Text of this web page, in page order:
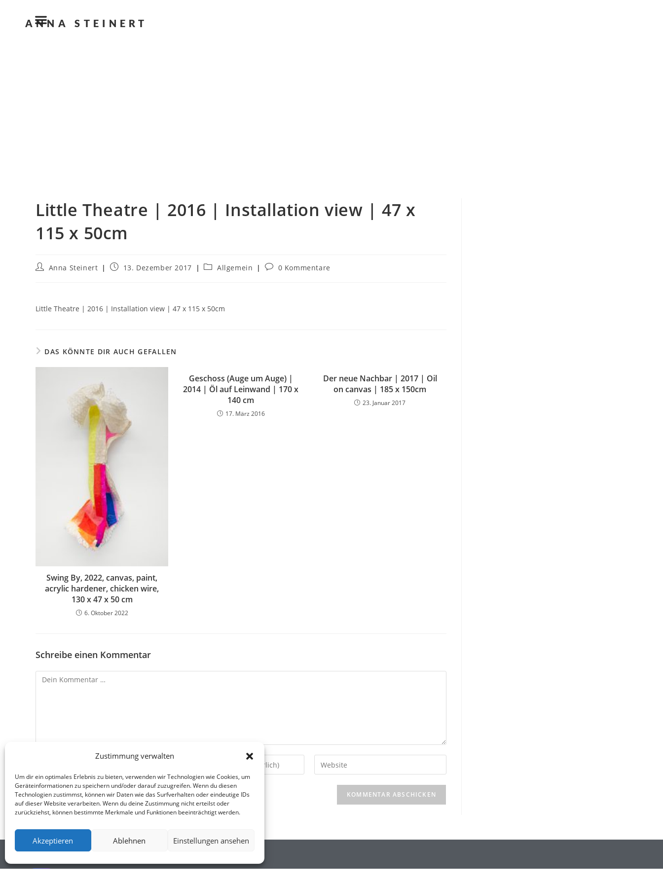
Zustimmung verwalten
Um dir ein optimales Erlebnis zu bieten, verwenden wir Technologien wie Cookies, um
Geräteinformationen zu speichern und/oder darauf zuzugreifen. Wenn du diesen
Technologien zustimmst, können wir Daten wie das Surfverhalten oder eindeutige IDs
auf dieser Website verarbeiten. Wenn du deine Zustimmung nicht erteilst oder
zurückziehst, können bestimmte Merkmale und Funktionen beeinträchtigt werden.
Akzeptieren Ablehnen Einstellungen ansehen
ANNA STEINERT
Little Theatre | 2016 | Installation view | 47 x
115 x 50cm
Anna Steinert 13. Dezember 2017 Allgemein 0 Kommentare
Little Theatre | 2016 | Installation view | 47 x 115 x 50cm
DAS KÖNNTE DIR AUCH GEFALLEN
Swing By, 2022, canvas, paint,
acrylic hardener, chicken wire,
130 x 47 x 50 cm
6. Oktober 2022
Geschoss (Auge um Auge) |
2014 | Öl auf Leinwand | 170 x
140 cm
17. März 2016
Der neue Nachbar | 2017 | Oil
on canvas | 185 x 150cm
23. Januar 2017
Schreibe einen Kommentar